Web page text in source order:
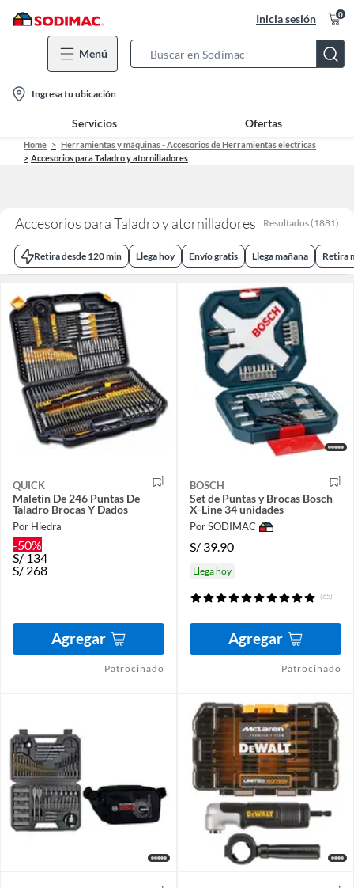
Inicia sesión 0
Menú
Bar
location-
icon
Ingresa tu ubicación
Servicios Ofertas
Home
Herramientas y máquinas - Accesorios de Herramientas eléctricas
Accesorios para Taladro y atornilladores
Accesorios para Taladro y atornilladores Resultados (1881)
Retira desde 120 min Llega hoy Envío gratis Llega mañana Retira
QUICK
Maletín De 246 Puntas De
Taladro Brocas Y Dados
Por Hiedra
-50%
S/ 134
S/ 268
Agregar
Patrocinado
BOSCH
Set de Puntas y Brocas Bosch
X-Line 34 unidades
Por SODIMAC
S/ 39.90
Llega hoy
(65)
Agregar
Patrocinado